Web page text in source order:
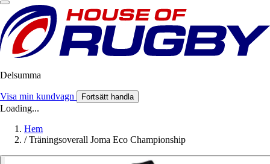
Delsumma
Visa min kundvagn Fortsätt handla
Loading...
Hem
/ Träningsoverall Joma Eco Championship